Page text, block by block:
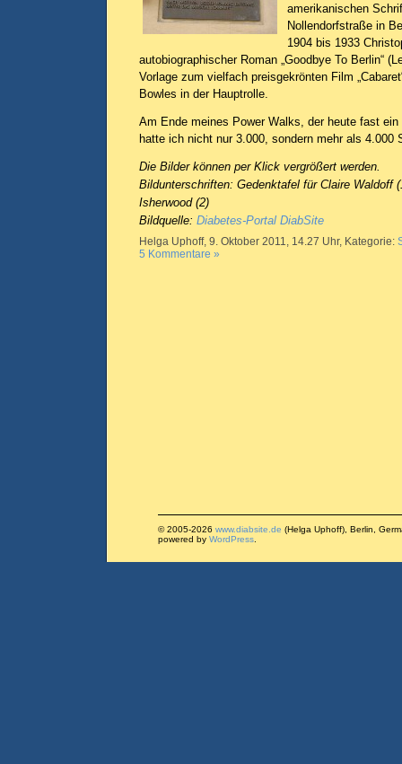
amerikanischen
Nollendorfstraße in
1904 bis 1933
autobiographischer Roman „Goodbye To Berlin“
Vorlage zum vielfach preisgekrönten Film
Bowles in der Hauptrolle.
Am Ende meines Power Walks, der heute fast ein
hatte ich nicht nur 3.000, sondern mehr als 4.000
Die Bilder können per Klick vergrößert werden.
Bildunterschriften: Gedenktafel für Claire Waldoff
Isherwood (2)
Bildquelle: Diabetes-Portal DiabSite
Helga Uphoff, 9. Oktober 2011, 14.27 Uhr, Kategorie:
5 Kommentare »
© 2005-2026 www.diabsite.de (Helga Uphoff), Berlin,
powered by WordPress.